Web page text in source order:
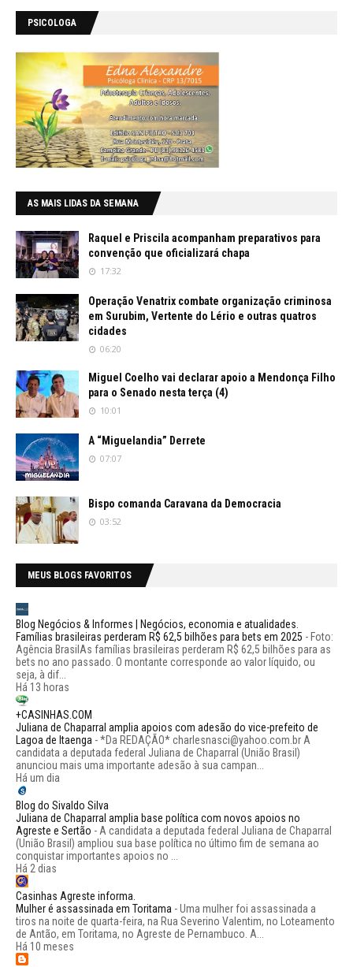
PSICOLOGA
AS MAIS LIDAS DA SEMANA
Raquel e Priscila acompanham preparativos para
convenção que oficializará chapa
17:32
Operação Venatrix combate organização criminosa
em Surubim, Vertente do Lério e outras quatros
cidades
06:20
Miguel Coelho vai declarar apoio a Mendonça Filho
para o Senado nesta terça (4)
10:01
A “Miguelandia” Derrete
07:07
Bispo comanda Caravana da Democracia
03:52
MEUS BLOGS FAVORITOS
Blog Negócios & Informes | Negócios, economia e atualidades.
Famílias brasileiras perderam R$ 62,5 bilhões para bets em 2025 - Foto:
Agência BrasilAs famílias brasileiras perderam R$ 62,5 bilhões para as
bets no ano passado. O montante corresponde ao valor líquido, ou
seja, à dif...
Há 13 horas
+CASINHAS.COM
Juliana de Chaparral amplia apoios com adesão do vice-prefeito de
Lagoa de Itaenga -*Da REDAÇÃO* charlesnasci@yahoo.com.br A
candidata a deputada federal Juliana de Chaparral (União Brasil)
anunciou mais uma importante adesão à sua campan...
Há um dia
Blog do Sivaldo Silva
Juliana de Chaparral amplia base política com novos apoios no
Agreste e Sertão - A candidata a deputada federal Juliana de Chaparral
(União Brasil) ampliou sua base política no último fim de semana ao
conquistar importantes apoios no ...
Há 2 dias
Casinhas Agreste informa.
Mulher é assassinada em Toritama -Uma mulher foi assassinada a
tiros na noite de quarta-feira, na Rua Severino Valentim, no Loteamento
de Antão, em Toritama, no Agreste de Pernambuco. A...
Há 10 meses